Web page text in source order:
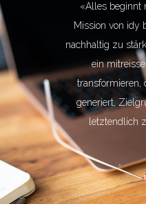
«Alles beginnt
Mission von idy
nachhaltig zu
ein
transformieren,
generiert,
letztendlich